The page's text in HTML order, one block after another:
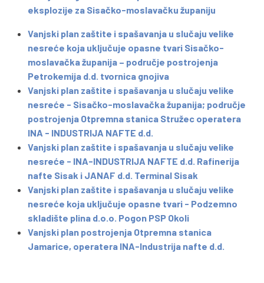
eksplozije za Sisačko-moslavačku županiju
Vanjski plan zaštite i spašavanja u slučaju velike
nesreće koja uključuje opasne tvari Sisačko-
moslavačka županija – područje postrojenja
Petrokemija d.d. tvornica gnojiva
Vanjski plan zaštite i spašavanja u slučaju velike
nesreće - Sisačko-moslavačka županija; područje
postrojenja Otpremna stanica Stružec operatera
INA - INDUSTRIJA NAFTE d.d.
Vanjski plan zaštite i spašavanja u slučaju velike
nesreće - INA-INDUSTRIJA NAFTE d.d. Rafinerija
nafte Sisak i JANAF d.d. Terminal Sisak
Vanjski plan zaštite i spašavanja u slučaju velike
nesreće koja uključuje opasne tvari - Podzemno
skladište plina d.o.o. Pogon PSP Okoli
Vanjski plan postrojenja Otpremna stanica
Jamarice, operatera INA-Industrija nafte d.d.